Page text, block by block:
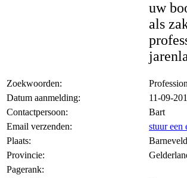
uw
als
Zoekwoorden:
Datum aanmelding:
11-09-
Contactpersoon:
Bart
Email verzenden:
stuur een
Plaats:
Barneveld
Provincie:
Pagerank: